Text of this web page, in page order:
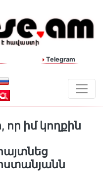
Telegram
իմ կողքին